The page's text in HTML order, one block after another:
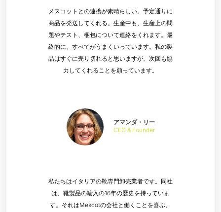
私たちはイタリアの靴専門卸売業者です。同社
は、靴製品の輸入の16年の歴史を持っていま
す。それはMescotの会社と働くことを喜ぶ、
アマンダ・リー
CEO & Founder
メスコットとの連携が素晴らしい。予定通りに
商品を発送してくれる。生産中も、生産上の問
題やテスト、梱包について連絡をくれます。最
終的に、すべてがうまくいっています。私の製
品はすぐに売り切れると思いますが、次回も協
力してくれることを願っています。